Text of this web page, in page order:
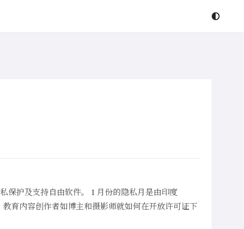
护及支持自由软件。 1 月份的隐私月是由印度
育内容创作者如博主和摄影师就如何在开放许可证下